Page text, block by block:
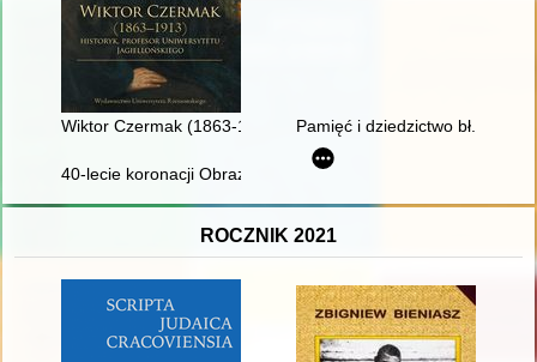
Wiktor Czermak (1863-1913) : historyk, profesor Uniwersytetu
Pamięć i dziedzictwo bł.
40-lecie koronacji Obrazu Matki Bożej Płonkowskiej w Płonce
ROCZNIK 2021